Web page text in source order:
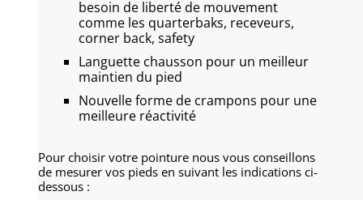
besoin de liberté de mouvement
comme les quarterbaks, receveurs,
corner back, safety
Languette chausson pour un meilleur
maintien du pied
Nouvelle forme de crampons pour une
meilleure réactivité
Pour choisir votre pointure nous vous conseillons
de mesurer vos pieds en suivant les indications ci-
dessous :